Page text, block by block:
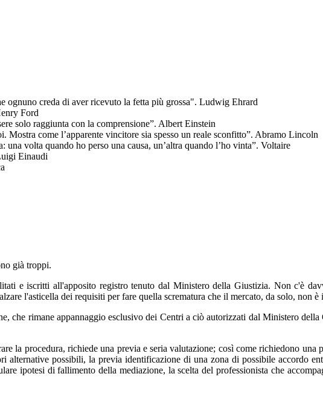
ognuno creda di aver ricevuto la fetta più grossa". Ludwig Ehrard
Ford
solo raggiunta con la comprensione”. Albert Einstein
Mostra come l’apparente vincitore sia spesso un reale sconfitto”. Abramo Lincoln
volta quando ho perso una causa, un’altra quando l’ho vinta”. Voltaire
Einaudi
già troppi.
e iscritti all'apposito registro tenuto dal Ministero della Giustizia. Non c'è
l'asticella dei requisiti per fare quella scrematura che il mercato, da solo, non è
che rimane appannaggio esclusivo dei Centri a ciò autorizzati dal Ministero
la procedura, richiede una previa e seria valutazione; così come richiedono
alternative possibili, la previa identificazione di una zona di possibile accordo
ipotesi di fallimento della mediazione, la scelta del professionista che